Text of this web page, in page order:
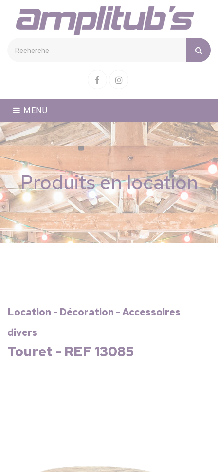
FacebookInstagram
MENU
Produits en location
Location - Décoration - Accessoires
divers
Touret - REF 13085
Cookies management panel